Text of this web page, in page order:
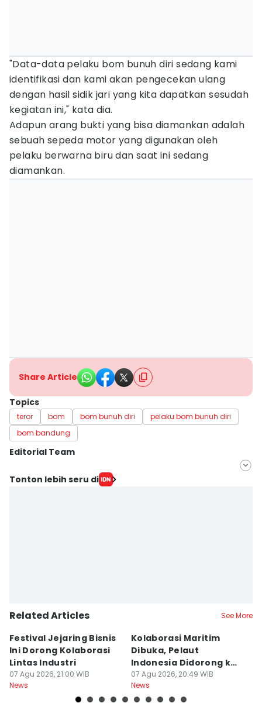
"Data-data pelaku bom bunuh diri sedang kami
identifikasi dan kami akan pengecekan ulang
dengan hasil sidik jari yang kita dapatkan sesudah
kegiatan ini," kata dia.
Adapun arang bukti yang bisa diamankan adalah
sebuah sepeda motor yang digunakan oleh
pelaku berwarna biru dan saat ini sedang
diamankan.
Share Article
Topics
teror bom bom bunuh diri
pelaku bom bunuh diri
bom bandung
Editorial Team
Editor
Tonton lebih seru di
Related Articles See More
Festival Jejaring Bisnis
Ini Dorong Kolaborasi
Lintas Industri
07 Agu 2026, 21:00 WIB
News
Kolaborasi Maritim
Dibuka, Pelaut
Indonesia Didorong ke
Pasar Global
07 Agu 2026, 20:49 WIB
News